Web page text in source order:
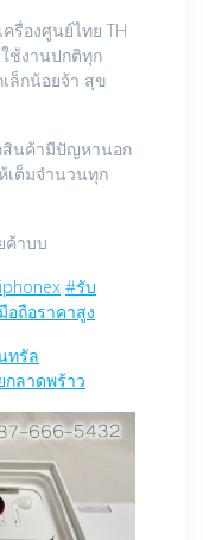
ครื่องศูนย์ไทย TH
ช้งานปกติทุก
ล็กน้อยจ้า สุข
สินค้ามีปัญหานอก
เต็มจำนวนทุก
ค้าบบ
#รับ
ถือราคาสูง
ทรัล
ลาดพร้าว